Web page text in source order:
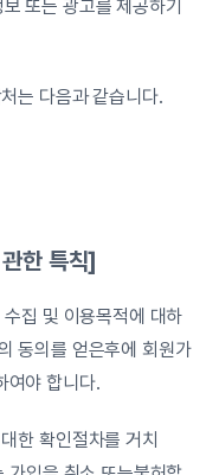
또는 광고를 제공하기
는 다음과 같습니다.
한 특칙]
집 및 이용목적에 대하
동의를 얻은후에 회원가
여야 합니다.
한 확인절차를 거치